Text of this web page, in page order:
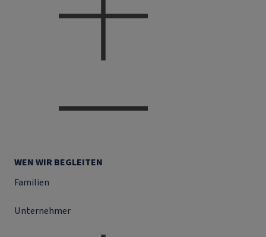
WEN WIR BEGLEITEN
Familien
Unternehmer